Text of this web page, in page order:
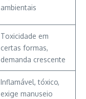
ambientais
Toxicidade em
certas formas,
demanda crescente
Inflamável, tóxico,
exige manuseio